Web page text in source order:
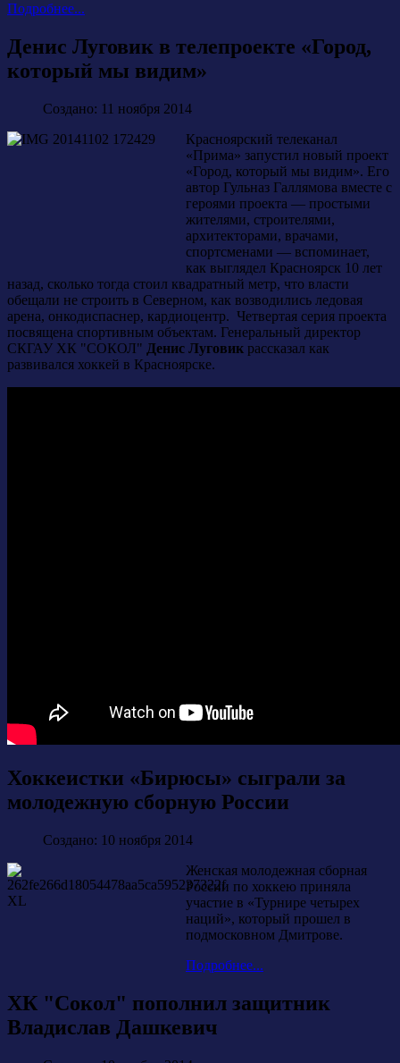
Подробнее...
Денис Луговик в телепроекте «Город,
который мы видим»
Создано: 11 ноября 2014
Красноярский телеканал
«Прима» запустил новый проект
«Город, который мы видим». Его
автор Гульназ Галлямова вместе с
героями проекта — простыми
жителями, строителями,
архитекторами, врачами,
спортсменами — вспоминает,
как выглядел Красноярск 10 лет
назад, сколько тогда стоил квадратный метр, что власти
обещали не строить в Северном, как возводились ледовая
арена, онкодиспаснер, кардиоцентр. Четвертая серия проекта
посвящена спортивным объектам. Генеральный директор
СКГАУ ХК "СОКОЛ" Денис Луговик рассказал как
развивался хоккей в Красноярске.
Хоккеистки «Бирюсы» сыграли за
молодежную сборную России
Создано: 10 ноября 2014
Женская молодежная сборная
России по хоккею приняла
участие в «Турнире четырех
наций», который прошел в
подмосковном Дмитрове.
Подробнее...
ХК "Сокол" пополнил защитник
Владислав Дашкевич